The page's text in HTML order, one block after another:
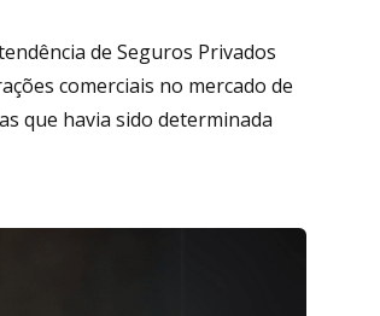
de Seguros Privados
comerciais no mercado de
que havia sido determinada